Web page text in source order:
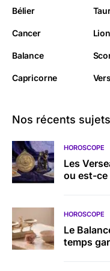
Bélier
Cancer Lion
Balance
Capricorne
Nos récents sujets
HOROSCOPE
Les
ou est-
HOROSCOPE
Le
temps